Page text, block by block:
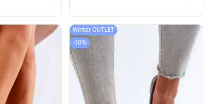
Winter OUTLET
-30%